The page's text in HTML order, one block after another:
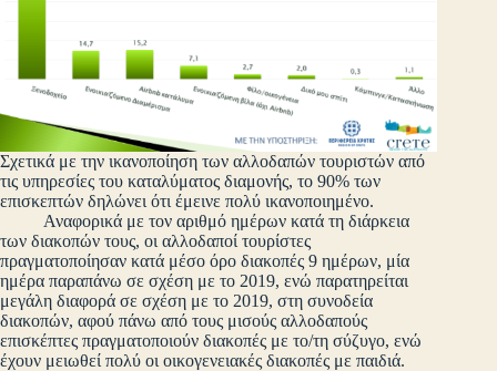
Σχετικά με την ικανοποίηση των αλλοδαπών τουριστών από
τις υπηρεσίες του καταλύματος διαμονής, το 90% των
επισκεπτών δηλώνει ότι έμεινε πολύ ικανοποιημένο.
Αναφορικά με τον αριθμό ημέρων κατά τη διάρκεια
των διακοπών τους, οι αλλοδαποί τουρίστες
πραγματοποίησαν κατά μέσο όρο διακοπές 9 ημέρων, μία
ημέρα παραπάνω σε σχέση με το 2019, ενώ παρατηρείται
μεγάλη διαφορά σε σχέση με το 2019, στη συνοδεία
διακοπών, αφού πάνω από τους μισούς αλλοδαπούς
επισκέπτες πραγματοποιούν διακοπές με το/τη σύζυγο, ενώ
έχουν μειωθεί πολύ οι οικογενειακές διακοπές με παιδιά.